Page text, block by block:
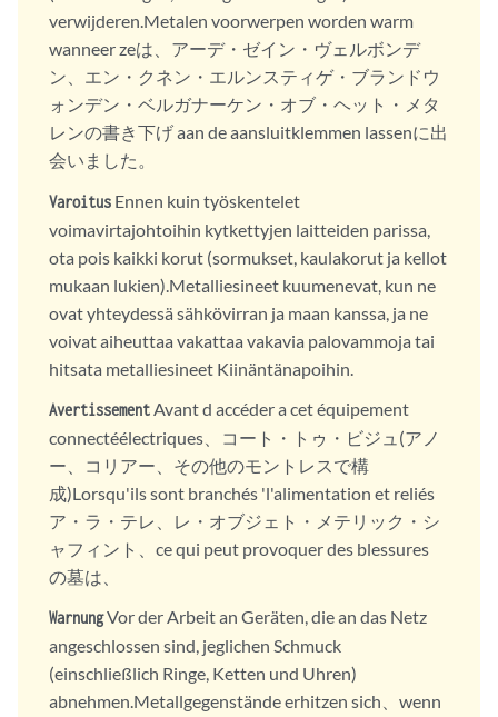
verwijderen.Metalen voorwerpen worden warm
wanneer zeは、アーデ・ゼイン・ヴェルボンデ
ン、エン・クネン・エルンスティゲ・ブランドウ
ォンデン・ベルガナーケン・オブ・ヘット・メタ
レンの書き下げ aan de aansluitklemmen lassenに出
会いました。
Varoitus Ennen kuin työskentelet
voimavirtajohtoihin kytkettyjen laitteiden parissa,
ota pois kaikki korut (sormukset, kaulakorut ja kellot
mukaan lukien).Metalliesineet kuumenevat, kun ne
ovat yhteydessä sähkövirran ja maan kanssa, ja ne
voivat aiheuttaa vakattaa vakavia palovammoja tai
hitsata metalliesineet Kiinäntänapoihin.
AvertissementAvant d accéder a cet équipement
connectéélectriques、コート・トゥ・ビジュ(アノ
ー、コリアー、その他のモントレスで構
成)Lorsqu'ils sont branchés 'l'alimentation et reliés
ア・ラ・テレ、レ・オブジェト・メテリック・シ
ャフィント、ce qui peut provoquer des blessures
の墓は、
WarnungVor der Arbeit an Geräten, die an das Netz
angeschlossen sind, jeglichen Schmuck
(einschließlich Ringe, Ketten und Uhren)
abnehmen.Metallgegenstände erhitzen sich、wenn